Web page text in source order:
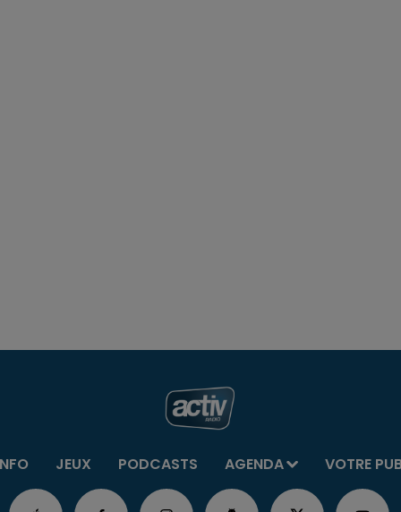
JEUX PODCASTS AGENDA VOTRE